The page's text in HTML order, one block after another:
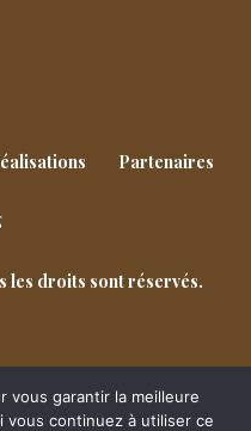
Partenaires
les droits sont réservés.
de-Gravenchon
vous garantir la meilleure
continuez à utiliser ce